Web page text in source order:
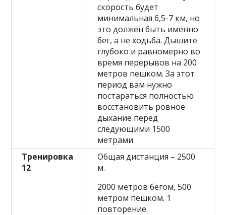
скорость будет
минимальная 6,5-7 км, но
это должен быть именно
бег, а не ходьба. Дышите
глубоко и равномерно во
время перерывов на 200
метров пешком. За этот
период вам нужно
постараться полностью
восстановить ровное
дыхание перед
следующими 1500
метрами.
Тренировка
12
Общая дистанция – 2500
м.
2000 метров бегом, 500
метром пешком. 1
повторение.